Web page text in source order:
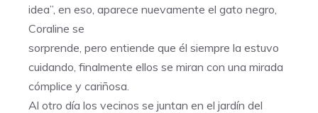
idea”, en eso, aparece nuevamente el gato negro,
Coraline se
sorprende, pero entiende que él siempre la estuvo
cuidando, finalmente ellos se miran con una mirada
cómplice y cariñosa.
Al otro día los vecinos se juntan en el jardín del